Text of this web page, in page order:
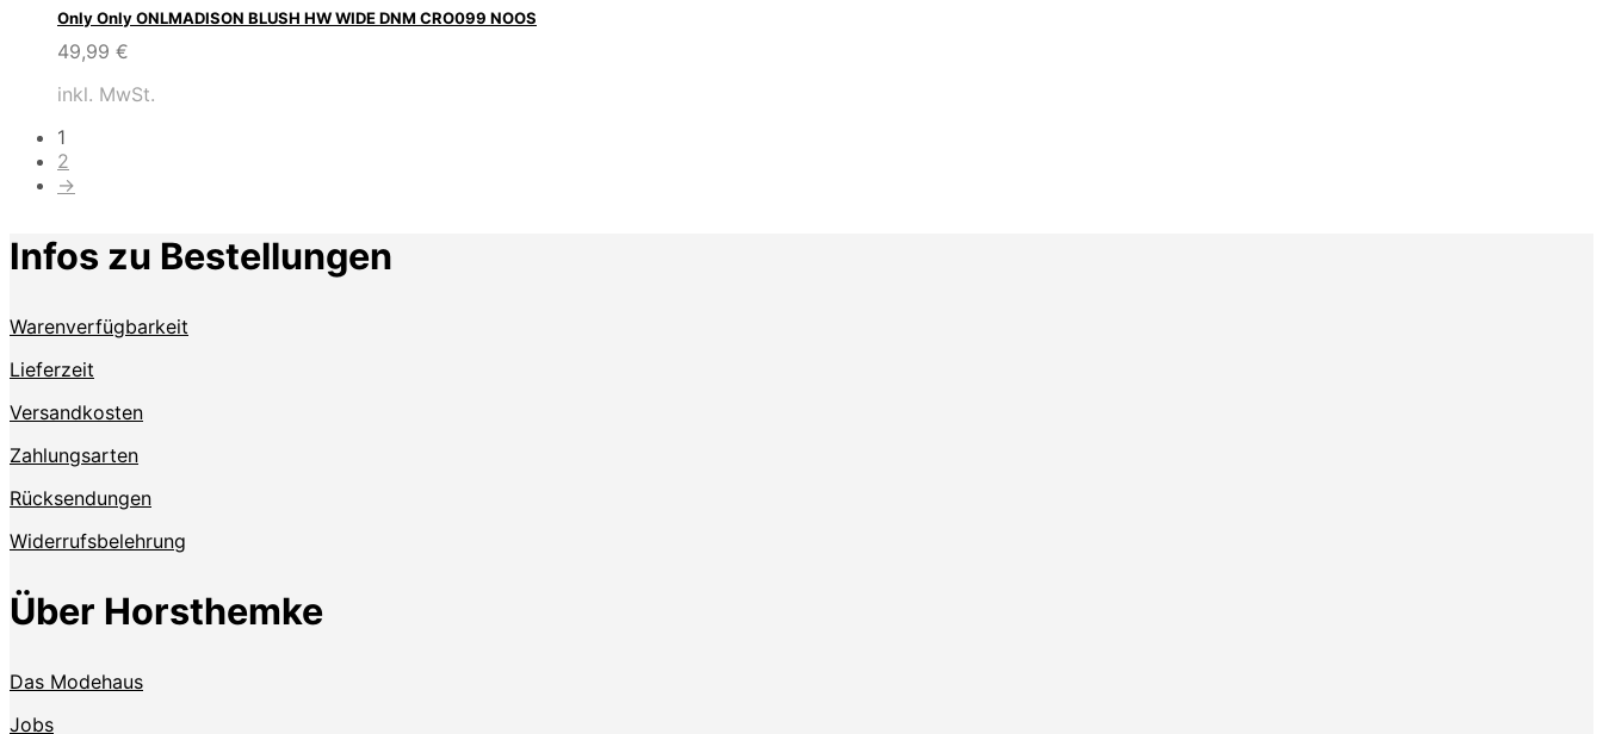
Only Only ONLMADISON BLUSH HW WIDE DNM CRO099 NOOS
49,99 €
inkl. MwSt.
1
2
→
Infos zu Bestellungen
Warenverfügbarkeit
Lieferzeit
Versandkosten
Zahlungsarten
Rücksendungen
Widerrufsbelehrung
Über Horsthemke
Das Modehaus
Jobs